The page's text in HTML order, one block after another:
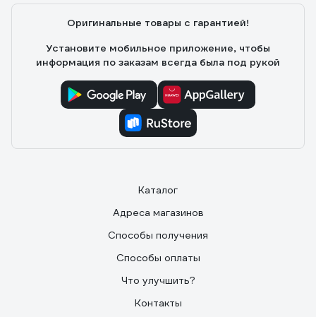
Оригинальные товары с гарантией!
Установите мобильное приложение, чтобы
информация по заказам всегда была под рукой
Каталог
Адреса магазинов
Способы получения
Способы оплаты
Что улучшить?
Контакты